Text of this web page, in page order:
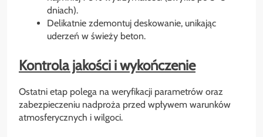
dniach).
Delikatnie zdemontuj deskowanie, unikając
uderzeń w świeży beton.
Kontrola jakości i wykończenie
Ostatni etap polega na weryfikacji parametrów oraz
zabezpieczeniu nadproża przed wpływem warunków
atmosferycznych i wilgoci.